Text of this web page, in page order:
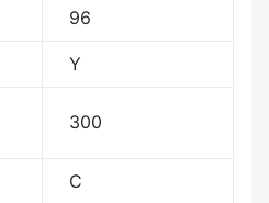
96
Y
300
C